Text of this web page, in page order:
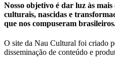
Nosso objetivo é dar luz às mais
culturais, nascidas e
que nos compuseram
O site da Nau Cultural foi criado
disseminação de conteúdo e